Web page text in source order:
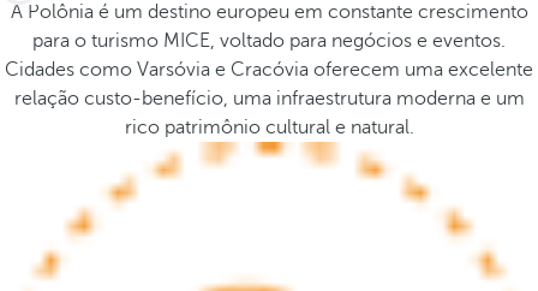
a
d
m
A Polônia é um destino europeu em constante crescimento
para o turismo MICE, voltado para negócios e eventos.
Cidades como Varsóvia e Cracóvia oferecem uma excelente
relação custo-benefício, uma infraestrutura moderna e um
rico patrimônio cultural e natural.